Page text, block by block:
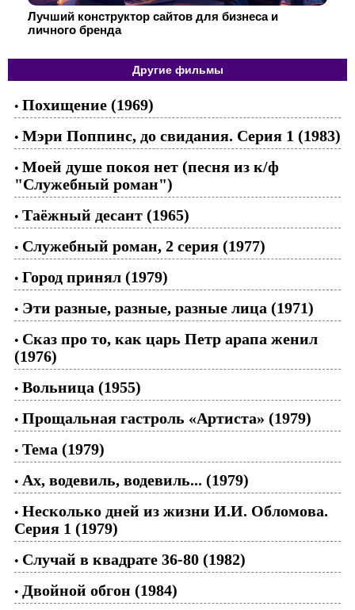
Лучший конструктор сайтов для бизнеса и
личного бренда
Другие фильмы
• Похищение (1969)
• Мэри Поппинс, до свидания. Серия 1 (1983)
• Моей душе покоя нет (песня из к/ф
"Служебный роман")
• Таёжный десант (1965)
• Служебный роман, 2 серия (1977)
• Город принял (1979)
• Эти разные, разные, разные лица (1971)
• Сказ про то, как царь Петр арапа женил
(1976)
• Вольница (1955)
• Прощальная гастроль «Артиста» (1979)
• Тема (1979)
• Ах, водевиль, водевиль... (1979)
• Несколько дней из жизни И.И. Обломова.
Серия 1 (1979)
• Случай в квадрате 36-80 (1982)
• Двойной обгон (1984)